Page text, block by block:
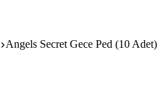
Angels Secret Gece Ped (10 Adet)